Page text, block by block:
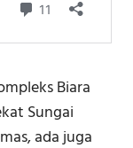
Biara
Sungai
ada juga